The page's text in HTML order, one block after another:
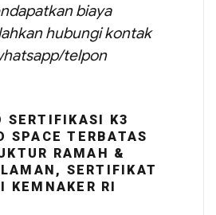
biaya
hubungi kontak
telpon
SERTIFIKASI K3
SPACE TERBATAS
RAMAH &
SERTIFIKAT
KEMNAKER RI